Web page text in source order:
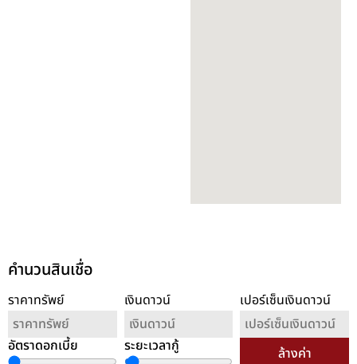
คำนวนสินเชื่อ
ราคาทรัพย์ เงินดาวน์ เปอร์เซ็นเงินดาวน์
อัตราดอกเบี้ย ระยะเวลากู้ ล้างค่า